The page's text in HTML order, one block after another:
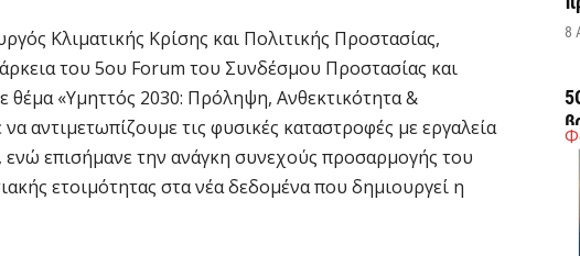
Κλιματικής Κρίσης και Πολιτικής Προστασίας,
του 5ου Forum του Συνδέσμου Προστασίας και
θέμα «Υμηττός 2030: Πρόληψη, Ανθεκτικότητα &
αντιμετωπίζουμε τις φυσικές καταστροφές με εργαλεία
ενώ επισήμανε την ανάγκη συνεχούς προσαρμογής του
ετοιμότητας στα νέα δεδομένα που δημιουργεί η
8